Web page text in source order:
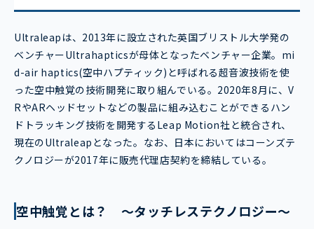
Ultraleapは、2013年に設立された英国ブリストル大学発の
ベンチャーUltrahapticsが母体となったベンチャー企業。mi
d-air haptics(空中ハプティック)と呼ばれる超音波技術を使
った空中触覚の技術開発に取り組んでいる。2020年8月に、V
RやARヘッドセットなどの製品に組み込むことができるハン
ドトラッキング技術を開発するLeap Motion社と統合され、
現在のUltraleapとなった。なお、日本においてはコーンズテ
クノロジーが2017年に販売代理店契約を締結している。
空中触覚とは？ ～タッチレステクノロジー～